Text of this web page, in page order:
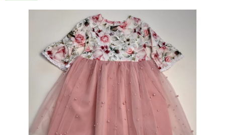
z
5
hviezdičiek.